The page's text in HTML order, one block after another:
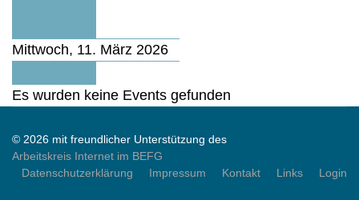
Mittwoch, 11. März 2026
Es wurden keine Events gefunden
© 2026 mit freundlicher Unterstützung des
Arbeitskreis Internet im BEFG
Datenschutzerklärung
Impressum Kontakt Links Login